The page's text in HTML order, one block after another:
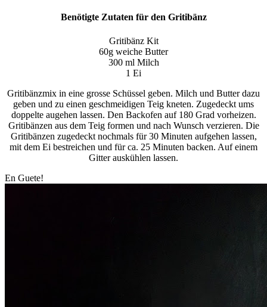
Benötigte Zutaten für den Gritibänz
Gritibänz Kit
60g weiche Butter
300 ml Milch
1 Ei
Gritibänzmix in eine grosse Schüssel geben. Milch und Butter dazu
geben und zu einen geschmeidigen Teig kneten. Zugedeckt ums
doppelte augehen lassen. Den Backofen auf 180 Grad vorheizen.
Gritibänzen aus dem Teig formen und nach Wunsch verzieren. Die
Gritibänzen zugedeckt nochmals für 30 Minuten aufgehen lassen,
mit dem Ei bestreichen und für ca. 25 Minuten backen. Auf einem
Gitter auskühlen lassen.
En Guete!